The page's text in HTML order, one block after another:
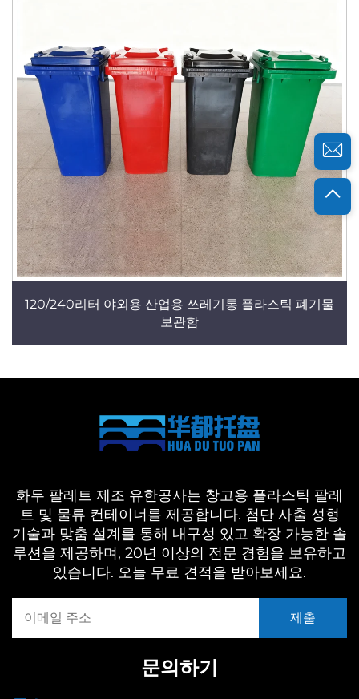
120/240리터 야외용 산업용 쓰레기통 플라스틱 폐기물
보관함
화두 팔레트 제조 유한공사는 창고용 플라스틱 팔레
트 및 물류 컨테이너를 제공합니다. 첨단 사출 성형
기술과 맞춤 설계를 통해 내구성 있고 확장 가능한 솔
루션을 제공하며, 20년 이상의 전문 경험을 보유하고
있습니다. 오늘 무료 견적을 받아보세요.
문의하기